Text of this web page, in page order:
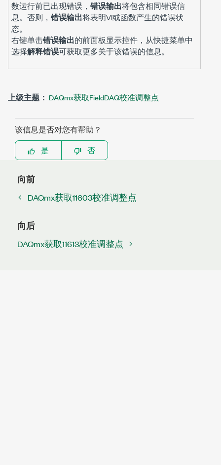
数运行前已出现错误， 错误输出将包含相同错误信
息。否则， 错误输出将表明VI或函数产生的错误状
态。
右键单击错误输出的前面板显示控件，从快捷菜单中
选择解释错误可获取更多关于该错误的信息。
上级主题： DAQmx获取FieldDAQ校准调整点
该信息是否对您有帮助？
是
否
向前
DAQmx获取11603校准调整点
向后
DAQmx获取11613校准调整点